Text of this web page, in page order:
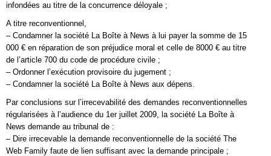
infondées au titre de la concurrence déloyale ;
A titre reconventionnel,
– Condamner la société La Boîte à News à lui payer la somme de 15
000 € en réparation de son préjudice moral et celle de 8000 € au titre
de l’article 700 du code de procédure civile ;
– Ordonner l’exécution provisoire du jugement ;
– Condamner la société La Boîte à News aux dépens.
Par conclusions sur l’irrecevabilité des demandes reconventionnelles
régularisées à l’audience du 1er juillet 2009, la société La Boîte à
News demande au tribunal de :
– Dire irrecevable la demande reconventionnelle de la société The
Web Family faute de lien suffisant avec la demande principale ;